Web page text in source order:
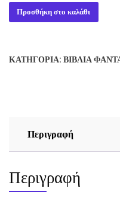
Το
Κλαμπ
-
ποσότητα
Προσθήκη στο καλάθι
ΚΑΤΗΓΟΡΊΑ: ΒΙΒΛΊΑ
Περιγραφή
Περιγραφή